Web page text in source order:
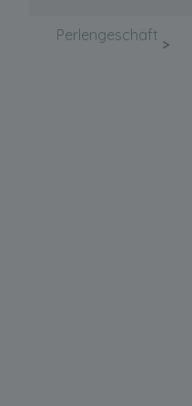
Perlengeschäft >